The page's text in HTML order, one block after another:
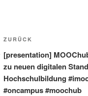
Vorheriger
Beitrag
ZURÜCK
[presentation]
zu neuen digitalen
Hochschulbildung
#oncampus #moochub